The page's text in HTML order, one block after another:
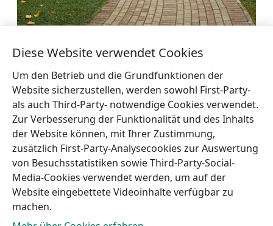
Gästehaus „Rezidence Kurzeme“
←Hotel
Lūrmaņi
Ferienhäuser Ezermāja Akmeņi
→
Diese Website verwendet Cookies
Um den Betrieb und die Grundfunktionen der
Website sicherzustellen, werden sowohl First-Party-
als auch Third-Party- notwendige Cookies verwendet.
Zur Verbesserung der Funktionalität und des Inhalts
der Website können, mit Ihrer Zustimmung,
zusätzlich First-Party-Analysecookies zur Auswertung
von Besuchsstatistiken sowie Third-Party-Social-
Media-Cookies verwendet werden, um auf der
Website eingebettete Videoinhalte verfügbar zu
machen.